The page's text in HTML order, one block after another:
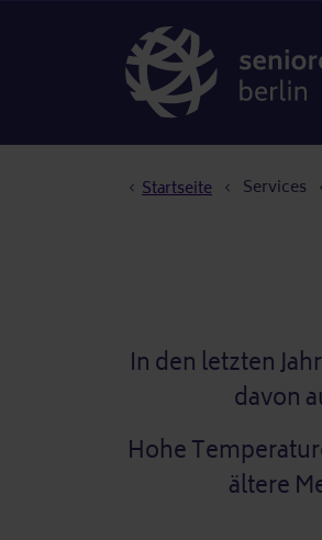
Startseite Services
In den letzten
davon
Hohe
ältere